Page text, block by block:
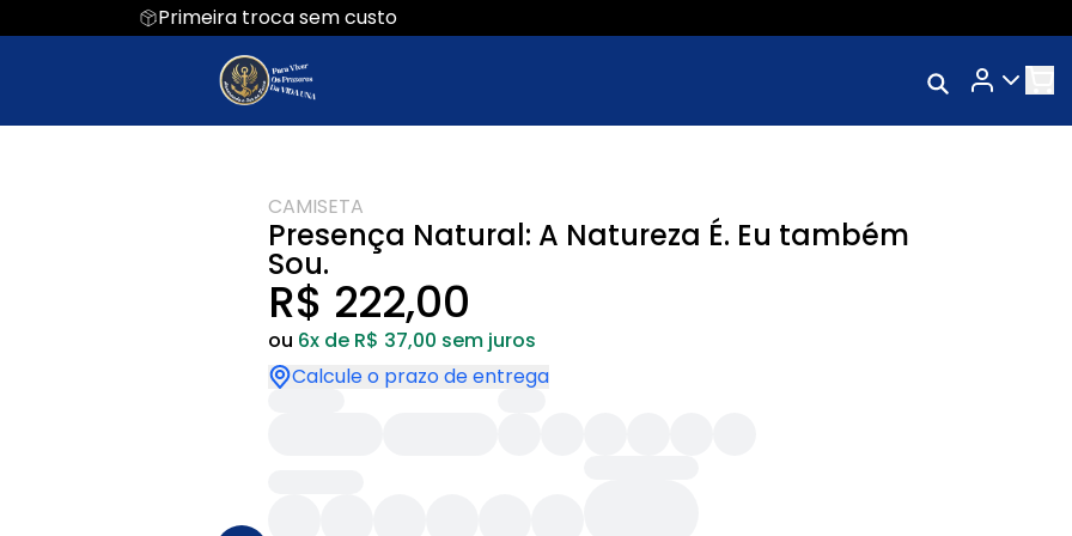
Primeira troca sem custo
Rastrear Meu
Avaliar Meu Pedido
CAMISETA
Presença Natural: A Natureza É. Eu também
Sou.
R$ 222,00
ou 6x de R$ 37,00 sem juros
Calcule o prazo de entrega